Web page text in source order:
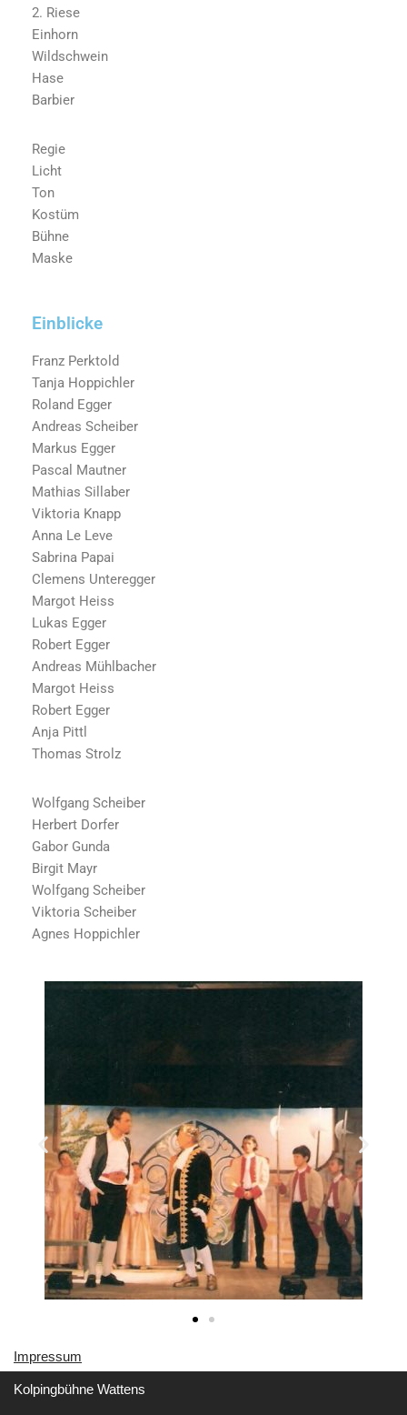
2. Riese
Einhorn
Wildschwein
Hase
Barbier
Regie
Licht
Ton
Kostüm
Bühne
Maske
Einblicke
Franz Perktold
Tanja Hoppichler
Roland Egger
Andreas Scheiber
Markus Egger
Pascal Mautner
Mathias Sillaber
Viktoria Knapp
Anna Le Leve
Sabrina Papai
Clemens Unteregger
Margot Heiss
Lukas Egger
Robert Egger
Andreas Mühlbacher
Margot Heiss
Robert Egger
Anja Pittl
Thomas Strolz
Wolfgang Scheiber
Herbert Dorfer
Gabor Gunda
Birgit Mayr
Wolfgang Scheiber
Viktoria Scheiber
Agnes Hoppichler
Impressum
Kolpingbühne Wattens